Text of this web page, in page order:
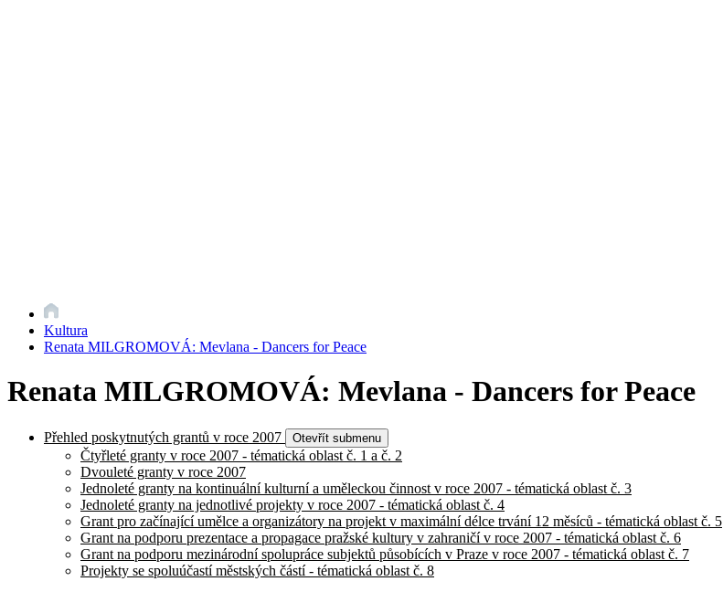
Kultura
Renata MILGROMOVÁ: Mevlana - Dancers for Peace
Renata MILGROMOVÁ: Mevlana - Dancers for Peace
Přehled poskytnutých grantů v roce 2007 Otevřít submenu
Čtyřleté granty v roce 2007 - tématická oblast č. 1 a č. 2
Dvouleté granty v roce 2007
Jednoleté granty na kontinuální kulturní a uměleckou činnost v roce 2007 - tématická oblast č. 3
Jednoleté granty na jednotlivé projekty v roce 2007 - tématická oblast č. 4
Grant pro začínající umělce a organizátory na projekt v maximální délce trvání 12 měsíců - tématická oblast č. 5
Grant na podporu prezentace a propagace pražské kultury v zahraničí v roce 2007 - tématická oblast č. 6
Grant na podporu mezinárodní spolupráce subjektů působících v Praze v roce 2007 - tématická oblast č. 7
Projekty se spoluúčastí městských částí - tématická oblast č. 8